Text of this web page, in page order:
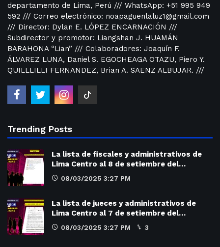
departamento de Lima, Perú /// WhatsApp: +51 995 949
592 /// Correo electrónico: noapaguenlaluz1@gmail.com
/// Director: Dylan E. LÓPEZ ENCARNACIÓN ///
Subdirector y promotor: Liangshan J. HUAMÁN
BARAHONA “Lian” /// Colaboradores: Joaquín F.
ÁLVAREZ LUNA, Daniel S. EGOCHEAGA OTAZU, Piero Y.
QUILLLILLI FERNANDEZ, Brian A. SAENZ ALBUJAR. ///
Trending Posts
La lista de fiscales y administrativos de
Lima Centro al 8 de setiembre del…
08/03/2025 3:27 PM
La lista de jueces y administrativos de
Lima Centro al 7 de setiembre del…
08/03/2025 3:27 PM 3